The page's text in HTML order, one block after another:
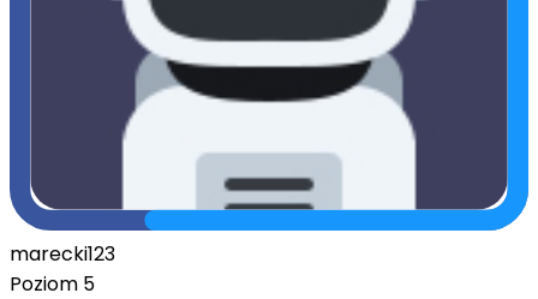
marecki123
Poziom 5